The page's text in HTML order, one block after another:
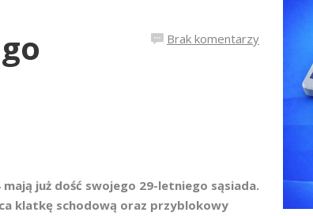
Brak komentarzy
już dość swojego 29-letniego sąsiada.
klatkę schodową oraz przyblokowy